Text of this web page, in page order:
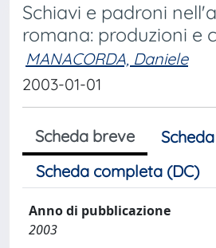
Schiavi e padroni
romana: produzioni e
MANACORDA, Daniele
2003-01-01
Scheda breve
Scheda completa (DC)
Anno di pubblicazione
2003